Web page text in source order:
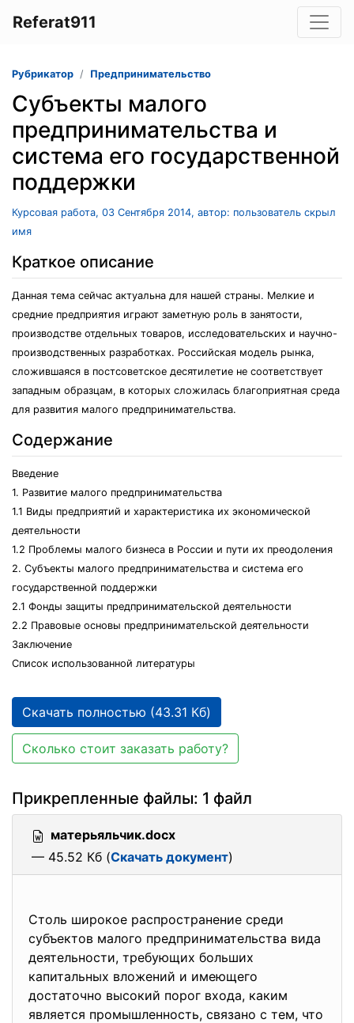
Referat911
Рубрикатор Предпринимательство
Субъекты малого
предпринимательства и
система его государственной
поддержки
Курсовая работа, 03 Сентября 2014, автор: пользователь скрыл
имя
Краткое описание
Данная тема сейчас актуальна для нашей страны. Мелкие и
средние предприятия играют заметную роль в занятости,
производстве отдельных товаров, исследовательских и научно-
производственных разработках. Российская модель рынка,
сложившаяся в постсоветское десятилетие не соответствует
западным образцам, в которых сложилась благоприятная среда
для развития малого предпринимательства.
Содержание
Введение
1. Развитие малого предпринимательства
1.1 Виды предприятий и характеристика их экономической
деятельности
1.2 Проблемы малого бизнеса в России и пути их преодоления
2. Субъекты малого предпринимательства и система его
государственной поддержки
2.1 Фонды защиты предпринимательской деятельности
2.2 Правовые основы предпринимательской деятельности
Заключение
Список использованной литературы
Скачать полностью (43.31 Кб)
Сколько стоит заказать работу?
Прикрепленные файлы: 1 файл
матерьяльчик.docx
— 45.52 Кб (Скачать документ)
Столь широкое распространение среди
субъектов малого предпринимательства вида
деятельности, требующих больших
капитальных вложений и имеющего
достаточно высокий порог входа, каким
является промышленность, связано с тем, что